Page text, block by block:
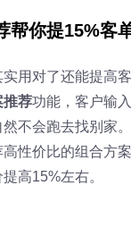
帮你提15%客
用对了还能提高客
推荐功能，客户输
不会跑去找别家。
性价比的组合方
高15%左右。